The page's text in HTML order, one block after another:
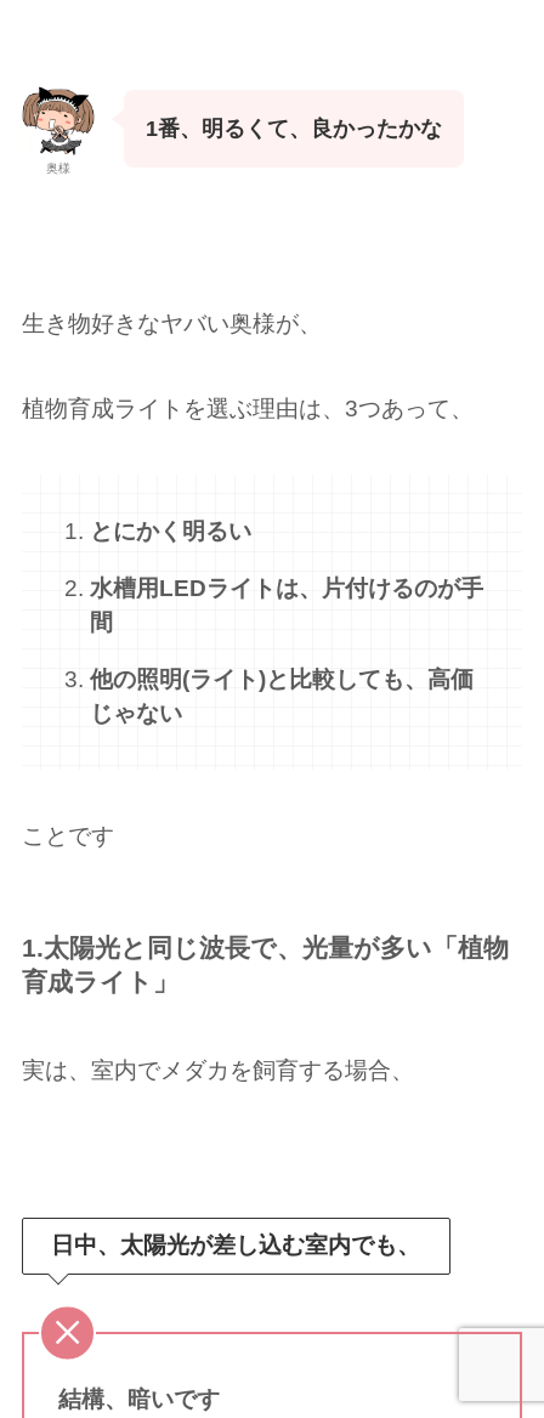
奥様
1番、明るくて、良かったかな
生き物好きなヤバい奥様が、
植物育成ライトを選ぶ理由は、3つあって、
とにかく明るい
水槽用LEDライトは、片付けるのが手
間
他の照明(ライト)と比較しても、高価
じゃない
ことです
1.太陽光と同じ波長で、光量が多い「植物
育成ライト」
実は、室内でメダカを飼育する場合、
日中、太陽光が差し込む室内でも、
結構、暗いです